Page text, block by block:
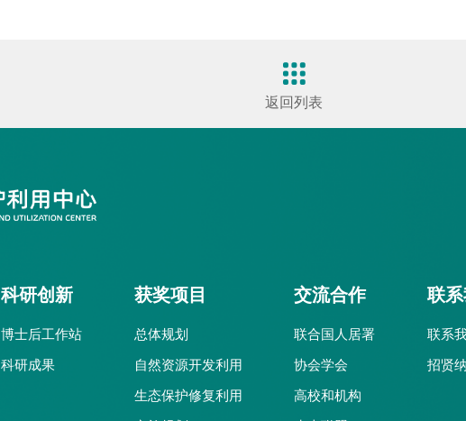
返回列表
科研创新
博士后工作站
科研成果
获奖项目
总体规划
自然资源开发利用
生态保护修复利用
交流合作
联合国人居署
协会学会
高校和机构
联系
联系
招贤